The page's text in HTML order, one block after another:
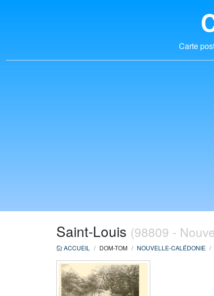
Carte
Saint-Louis (98809 -
ACCUEIL DOM-TOM NOUVELLE-CALÉDONIE